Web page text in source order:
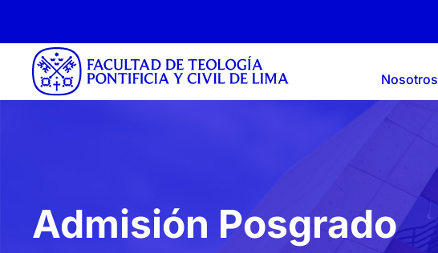
Nosotros
Admisión Posgrado